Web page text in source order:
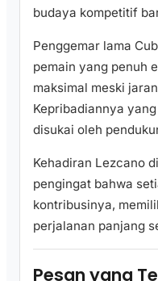
budaya kompetitif
Penggemar lama
pemain yang penuh
maksimal meski
Kepribadiannya
disukai oleh
Kehadiran Lezcano
pengingat bahwa
kontribusinya,
perjalanan panjang
Pesan yang